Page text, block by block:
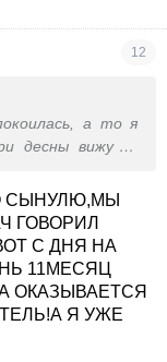
12
а то я
десны вижу (а
сих пор всё
СЫНУЛЮ,МЫ
ГОВОРИЛ
С ДНЯ НА
11МЕСЯЦ
ОКАЗЫВАЕТСЯ
Я УЖЕ